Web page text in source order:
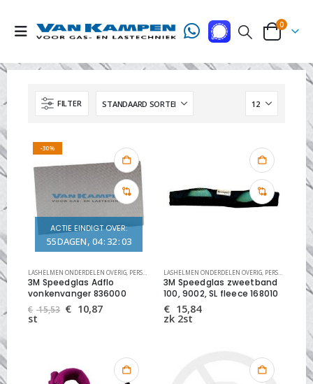
0
FILTER
-30%
ACTIE EINDIGT OVER:
55DAGEN 04: 32:03
LASHELMEN ONDERDELEN OVERIG PERSOONLIJKE VEILIGHEID
3M Speedglas Adflo
vonkenvanger 836000
€ 15,53 Oorspronkelijke
prijs
€ 10,87Huidige
st
LASHELMEN ONDERDELEN OVERIG PERSOONLIJKE VEILIGHEID
3M Speedglas zweetband
100, 9002, SL fleece 168010
€ 15,84
zk 2st